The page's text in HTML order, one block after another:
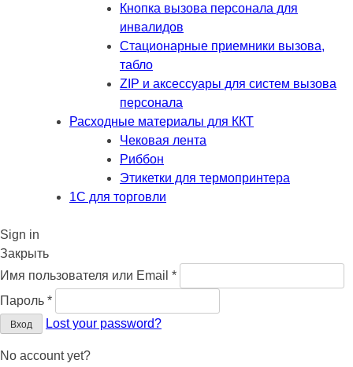
Кнопка вызова персонала для
инвалидов
Стационарные приемники вызова,
табло
ZIP и аксессуары для систем вызова
персонала
Расходные материалы для ККТ
Чековая лента
Риббон
Этикетки для термопринтера
1С для торговли
Sign in
Закрыть
Имя пользователя или Email *Обязательно
Пароль *Обязательно
Вход Lost your password?
No account yet?